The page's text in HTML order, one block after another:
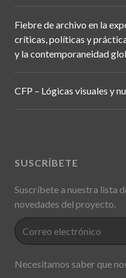
Fiebre de archivo en la
críticas, políticas y
y la contemporaneidad
CFP – Lógicas visuales y
SUSCRÍBETE
Suscríbete a nuestra lista
novedades del proyecto.
Necesitamos saber que